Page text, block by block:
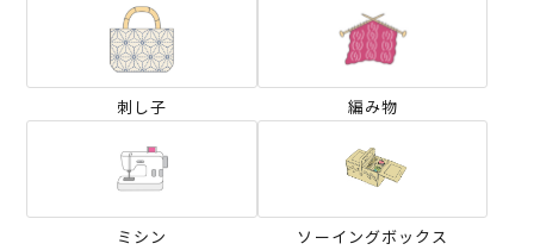
刺し子 編み物
ミシン ソーイングボックス